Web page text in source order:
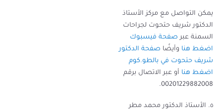
يمكن التواصل مع مركز الأستاذ
الدكتور شريف حتحوت لجراحات
السمنة عبرصفحة فيسبوك
اضغط هنا وأيضًا صفحة الدكتور
شريف حتحوت في بالطو.كوم
اضغط هنا أو عبر الاتصال برقم
00201229882008.
٥. الأستاذ الدكتور محمد مطر